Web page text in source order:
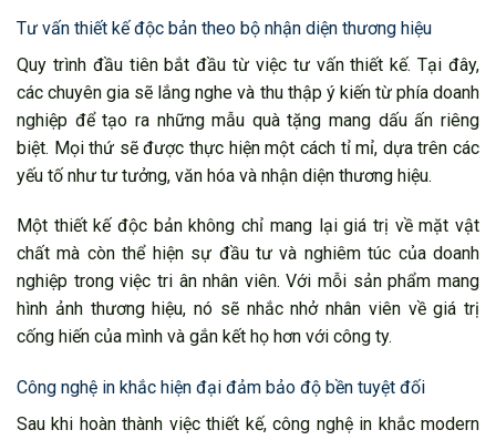
Tư vấn thiết kế độc bản theo bộ nhận diện thương hiệu
Quy trình đầu tiên bắt đầu từ việc tư vấn thiết kế. Tại đây,
các chuyên gia sẽ lắng nghe và thu thập ý kiến từ phía doanh
nghiệp để tạo ra những mẫu quà tặng mang dấu ấn riêng
biệt. Mọi thứ sẽ được thực hiện một cách tỉ mỉ, dựa trên các
yếu tố như tư tưởng, văn hóa và nhận diện thương hiệu.
Một thiết kế độc bản không chỉ mang lại giá trị về mặt vật
chất mà còn thể hiện sự đầu tư và nghiêm túc của doanh
nghiệp trong việc tri ân nhân viên. Với mỗi sản phẩm mang
hình ảnh thương hiệu, nó sẽ nhắc nhở nhân viên về giá trị
cống hiến của mình và gắn kết họ hơn với công ty.
Công nghệ in khắc hiện đại đảm bảo độ bền tuyệt đối
Sau khi hoàn thành việc thiết kế, công nghệ in khắc modern